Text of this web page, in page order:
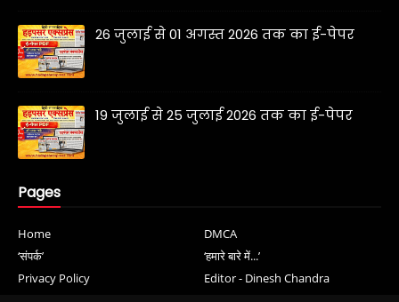
26 जुलाई से 01 अगस्त 2026 तक का ई-पेपर
19 जुलाई से 25 जुलाई 2026 तक का ई-पेपर
Pages
Home
DMCA
‘संपर्क’
‘हमारे बारे में...’
Privacy Policy
Editor - Dinesh Chandra